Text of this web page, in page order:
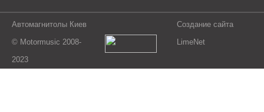
Автомагнитолы Киев
© Motormusic 2008-
2023
Создание сайта
LimeNet